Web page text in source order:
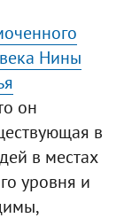
Нины
он
в
в местах
уровня и